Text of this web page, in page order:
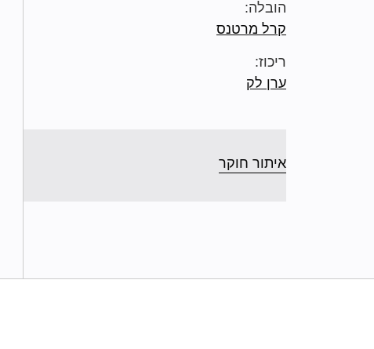
הובלה:
קרל מרטנס
ריכוז:
ערן לק
איתור חוקר